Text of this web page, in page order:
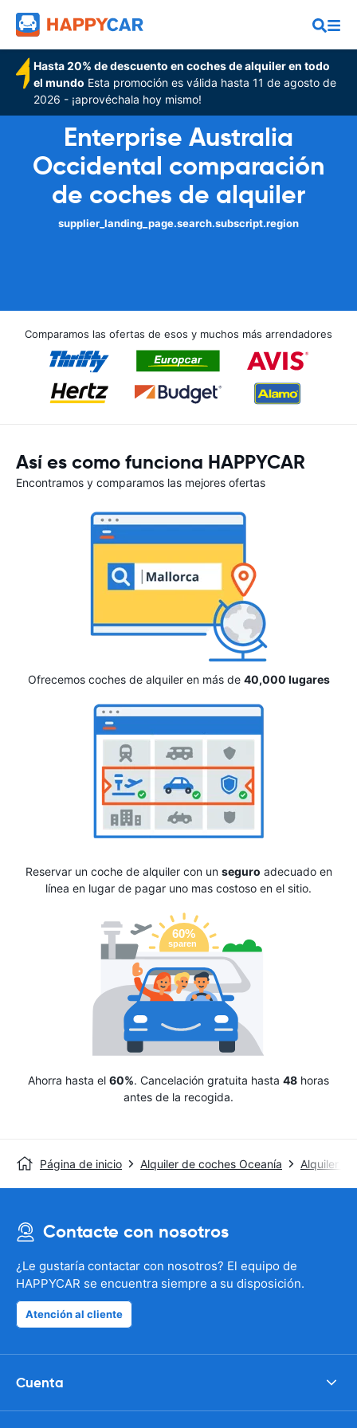
Hasta 20% de descuento en coches de alquiler en todo
el mundo Esta promoción es válida hasta 11 de agosto de
2026 - ¡aprovéchala hoy mismo!
Enterprise Australia
Occidental comparación
de coches de alquiler
supplier_landing_page.search.subscript.region
Comparamos las ofertas de esos y muchos más arrendadores
Así es como funciona HAPPYCAR
Encontramos y comparamos las mejores ofertas
Ofrecemos coches de alquiler en más de 40,000 lugares
Reservar un coche de alquiler con un seguro adecuado en
línea en lugar de pagar uno mas costoso en el sitio.
Ahorra hasta el 60%. Cancelación gratuita hasta 48 horas
antes de la recogida.
Página de inicio Alquiler de coches Oceanía Alquiler
Contacte con nosotros
¿Le gustaría contactar con nosotros? El equipo de
HAPPYCAR se encuentra siempre a su disposición.
Atención al cliente
Cuenta